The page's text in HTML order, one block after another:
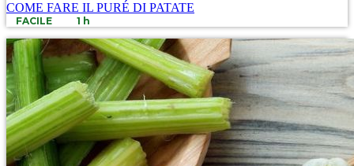
COME FARE IL PURÉ DI PATATE
FACILE 1 h